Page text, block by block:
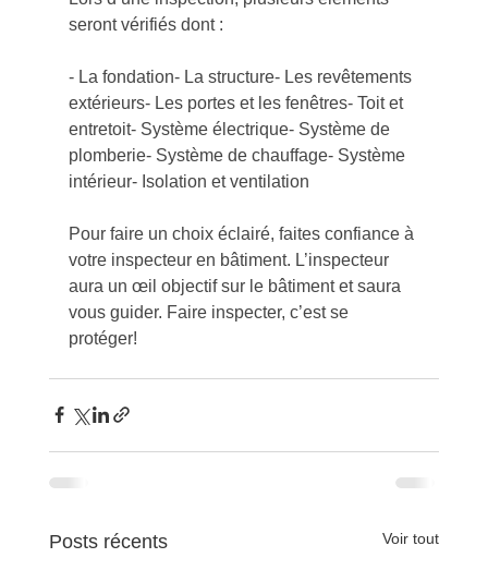
seront vérifiés dont :
- La fondation- La structure- Les revêtements
extérieurs- Les portes et les fenêtres- Toit et
entretoit- Système électrique- Système de
plomberie- Système de chauffage- Système
intérieur- Isolation et ventilation
Pour faire un choix éclairé, faites confiance à
votre inspecteur en bâtiment. L’inspecteur
aura un œil objectif sur le bâtiment et saura
vous guider. Faire inspecter, c’est se
protéger!
Posts récents Voir tout